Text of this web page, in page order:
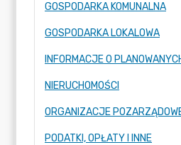
GOSPODARKA KOMUNALNA
GOSPODARKA LOKALOWA
NIERUCHOMOŚCI
ORGANIZACJE
PODATKI, OPŁATY I INNE